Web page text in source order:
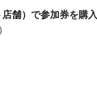
舗）で参加券を購入